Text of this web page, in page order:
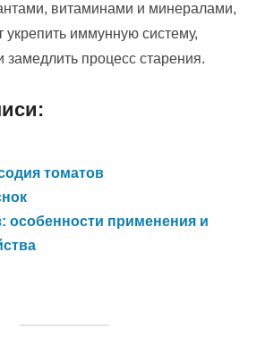
витаминами и минералами,
укрепить иммунную систему,
замедлить процесс старения.
томатов
особенности применения и